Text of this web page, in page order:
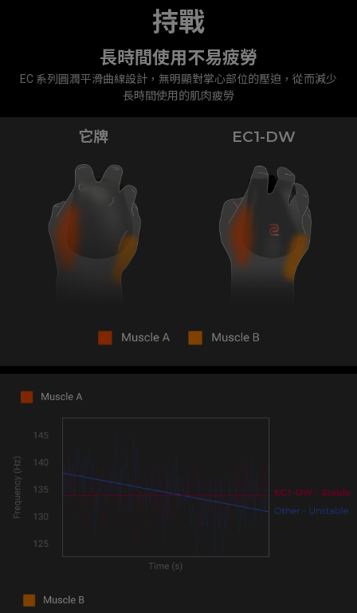
持戰
長時間使用不易疲勞
EC 系列圓潤平滑曲線設計，無明顯對掌心部位的壓迫，從而減少
長時間使用的肌肉疲勞
它牌 EC1-DW